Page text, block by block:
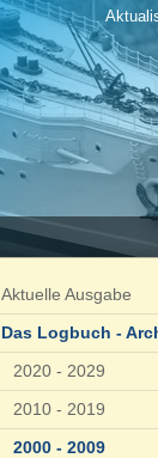
Aktuelle Ausgabe
Das Logbuch -
2020 - 2029
2010 - 2019
2000 - 2009